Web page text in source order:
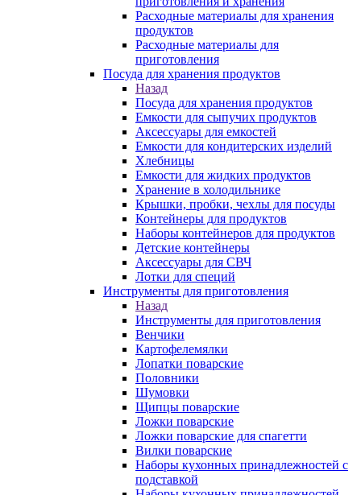
Расходные материалы для хранения
продуктов
Расходные материалы для
приготовления
Посуда для хранения продуктов
Назад
Посуда для хранения продуктов
Емкости для сыпучих продуктов
Аксессуары для емкостей
Емкости для кондитерских изделий
Хлебницы
Емкости для жидких продуктов
Хранение в холодильнике
Крышки, пробки, чехлы для посуды
Контейнеры для продуктов
Наборы контейнеров для продуктов
Детские контейнеры
Аксессуары для СВЧ
Лотки для специй
Инструменты для приготовления
Назад
Инструменты для приготовления
Венчики
Картофелемялки
Лопатки поварские
Половники
Шумовки
Щипцы поварские
Ложки поварские
Ложки поварские для спагетти
Вилки поварские
Наборы кухонных принадлежностей с
подставкой